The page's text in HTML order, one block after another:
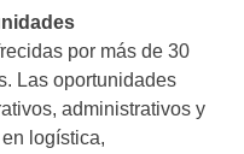
por más de 30
Las oportunidades
administrativos y
logística,